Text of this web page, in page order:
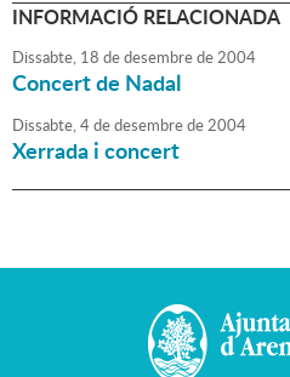
INFORMACIÓ RELACIONADA
Dissabte, 18 dedesembrede2004
Concert de Nadal
Dissabte,4dedesembrede2004
Xerrada i concert